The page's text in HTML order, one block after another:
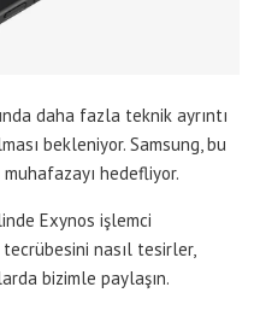
daha fazla teknik ayrıntı
bekleniyor. Samsung, bu
hedefliyor.
Exynos işlemci
tecrübesini nasıl tesirler,
bizimle paylaşın.